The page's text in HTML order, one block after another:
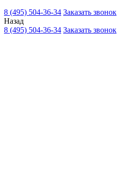
8 (495) 504-36-34 Заказать звонок
Назад
8 (495) 504-36-34 Заказать звонок